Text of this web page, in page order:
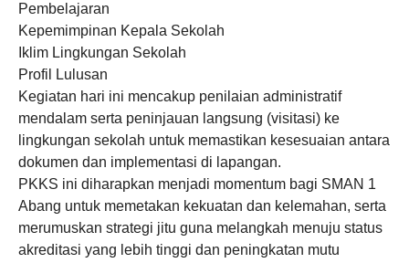
​Pembelajaran
​Kepemimpinan Kepala Sekolah
​Iklim Lingkungan Sekolah
​Profil Lulusan
​Kegiatan hari ini mencakup penilaian administratif
mendalam serta peninjauan langsung (visitasi) ke
lingkungan sekolah untuk memastikan kesesuaian antara
dokumen dan implementasi di lapangan.
​PKKS ini diharapkan menjadi momentum bagi SMAN 1
Abang untuk memetakan kekuatan dan kelemahan, serta
merumuskan strategi jitu guna melangkah menuju status
akreditasi yang lebih tinggi dan peningkatan mutu